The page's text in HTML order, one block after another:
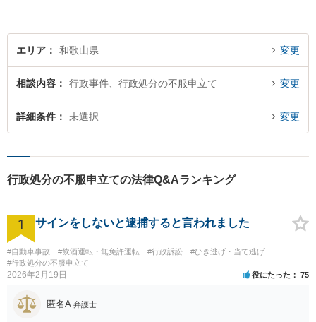
エリア 和歌山県 変更
相談内容 行政事件、行政処分の不服申立て 変更
詳細条件 未選択 変更
行政処分の不服申立ての法律Q&Aランキング
1 サインをしないと逮捕すると言われました
#自動車事故 #飲酒運転・無免許運転 #行政訴訟
#ひき逃げ・当て逃げ
#行政処分の不服申立て
2026年2月19日 役にたった 75
匿名A 弁護士